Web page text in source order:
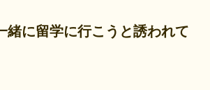
緒に留学に行こうと誘われて